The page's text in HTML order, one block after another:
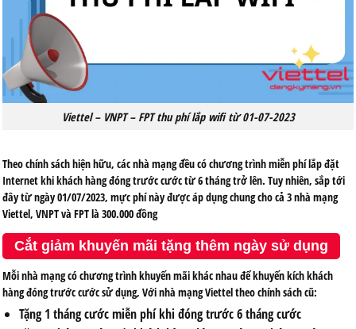
Viettel – VNPT – FPT thu phí lắp wifi từ 01-07-2023
Theo chính sách hiện hữu, các nhà mạng đều có chương trình miễn phí lắp đặt
Internet khi khách hàng đóng trước cước từ 6 tháng trở lên. Tuy nhiên, sắp tới
đây từ ngày 01/07/2023, mực phí này được áp dụng chung cho cả 3 nhà mạng
Viettel, VNPT và FPT là 300.000 đồng
Cắt giảm khuyến mãi tặng thêm ngày sử dụng
Mỗi nhà mạng có chương trình khuyến mãi khác nhau để khuyến kích khách
hàng đóng trước cước sử dụng, Với nhà mạng Viettel theo chính sách cũ:
Tặng 1 tháng cước miễn phí khi đóng trước 6 tháng cước